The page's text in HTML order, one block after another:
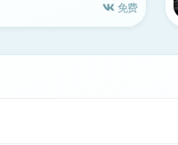
免费